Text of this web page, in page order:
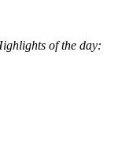
of the day: